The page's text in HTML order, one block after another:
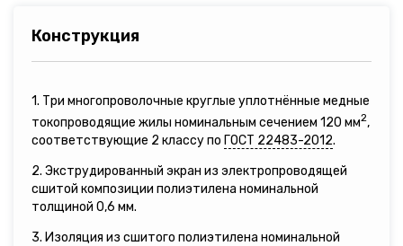
Конструкция
1. Три многопроволочные круглые уплотнённые медные
токопроводящие жилы номинальным сечением 120 мм2,
соответствующие 2 классу по ГОСТ 22483-2012.
2. Экструдированный экран из электропроводящей
сшитой композиции полиэтилена номинальной
толщиной 0,6 мм.
3. Изоляция из сшитого полиэтилена номинальной